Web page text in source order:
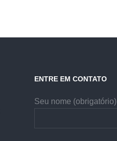
ENTRE EM CONTATO
Seu nome (obrigatório)